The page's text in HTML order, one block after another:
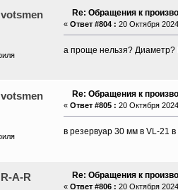
votsmen Re: Обращения к
« Ответ #804 : 20 Октября
а проще нельзя? Диаметр?
votsmen Re: Обращения к
« Ответ #805 : 20 Октября
в резервуар 30 мм в VL-21
R-A-R Re: Обращения к
« Ответ #806 : 20 Октября